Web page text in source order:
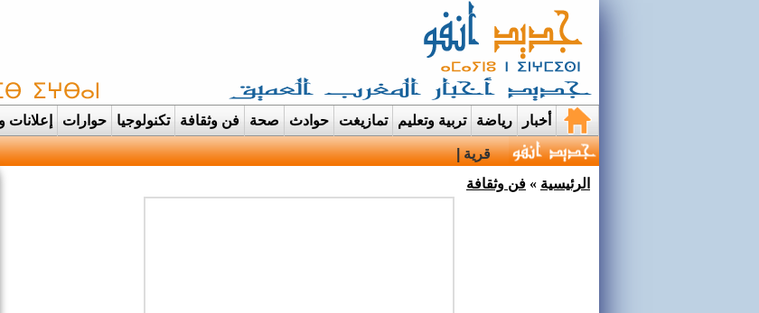
أخبار رياضة تربية وتعليم تمازيغت حوادث صحة فن وثقافة تكنولوجيا حوارات إعلانات
قرية إيمي نواسيف بتارودانت تتحول الى عرس ايماني مهي |
الرئيسية » فن وثقافة